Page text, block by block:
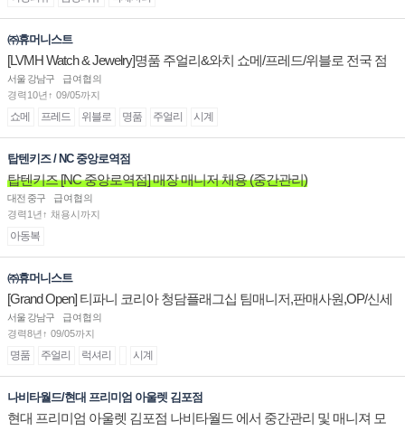
㈜휴머니스트
[LVMH Watch & Jewelry]명품 주얼리&와치 쇼메/프레드/위블로 전국 점
장/부점장/판매사원 채용
서울 강남구
급여협의
경력10년↑ 09/05까지
쇼메 프레드 위블로 명품 주얼리 시계
탑텐키즈 / NC 중앙로역점
탑텐키즈 [NC 중앙로역점] 매장 매니저 채용 (중간관리)
대전 중구
급여협의
경력1년↑ 채용시까지
아동복
㈜휴머니스트
[Grand Open] 티파니 코리아 청담플래그십 팀매니저,판매사원,OP/신세
계대전 판매사원 채용
서울 강남구
급여협의
경력8년↑ 09/05까지
명품 주얼리 럭셔리 시계
나비타월드/현대 프리미엄 아울렛 김포점
현대 프리미엄 아울렛 김포점 나비타월드 에서 중간관리 및 매니져 모